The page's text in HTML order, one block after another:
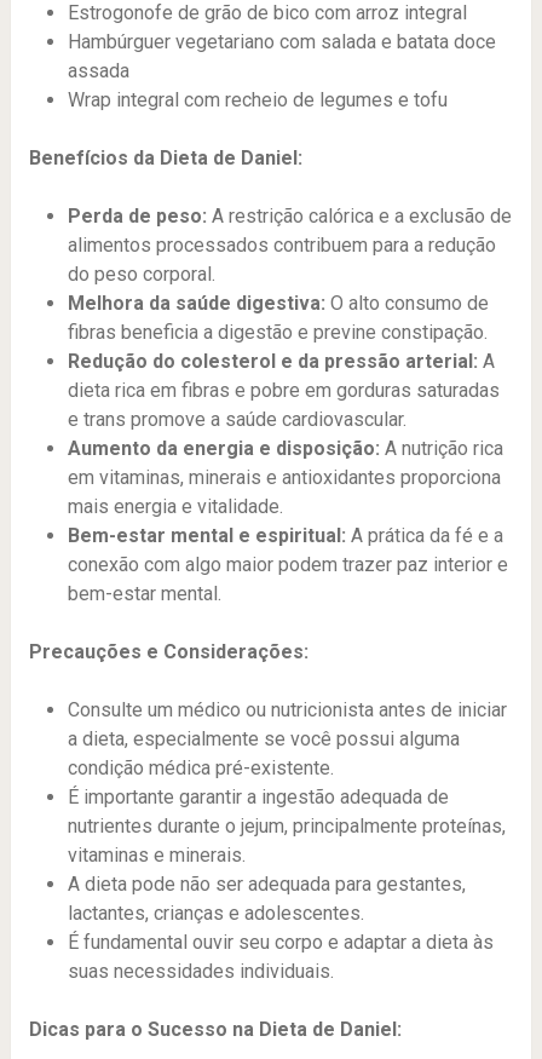
Estrogonofe de grão de bico com arroz integral
Hambúrguer vegetariano com salada e batata doce
assada
Wrap integral com recheio de legumes e tofu
Benefícios da Dieta de Daniel:
Perda de peso: A restrição calórica e a exclusão de
alimentos processados contribuem para a redução
do peso corporal.
Melhora da saúde digestiva: O alto consumo de
fibras beneficia a digestão e previne constipação.
Redução do colesterol e da pressão arterial: A
dieta rica em fibras e pobre em gorduras saturadas
e trans promove a saúde cardiovascular.
Aumento da energia e disposição: A nutrição rica
em vitaminas, minerais e antioxidantes proporciona
mais energia e vitalidade.
Bem-estar mental e espiritual: A prática da fé e a
conexão com algo maior podem trazer paz interior e
bem-estar mental.
Precauções e Considerações:
Consulte um médico ou nutricionista antes de iniciar
a dieta, especialmente se você possui alguma
condição médica pré-existente.
É importante garantir a ingestão adequada de
nutrientes durante o jejum, principalmente proteínas,
vitaminas e minerais.
A dieta pode não ser adequada para gestantes,
lactantes, crianças e adolescentes.
É fundamental ouvir seu corpo e adaptar a dieta às
suas necessidades individuais.
Dicas para o Sucesso na Dieta de Daniel: